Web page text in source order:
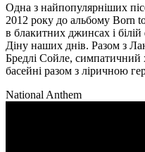
Одна з найпопулярніших
2012 року до альбому Born
в блакитних джинсах і
Діну наших днів. Разом з
Бредлі Сойле, симпатичний
басейні разом з ліричною
National Anthem